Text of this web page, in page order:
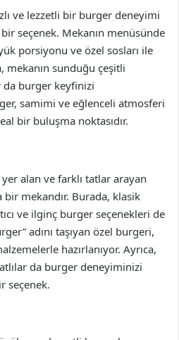
ve lezzetli bir burger deneyimi
seçenek. Mekanın menüsünde
porsiyonu ve özel sosları ile
mekanın sunduğu çeşitli
da burger keyfinizi
samimi ve eğlenceli atmosferi
bir buluşma noktasıdır.
yer alan ve farklı tatlar arayan
mekandır. Burada, klasik
ve ilginç burger seçenekleri de
adını taşıyan özel burgeri,
hazırlanıyor. Ayrıca,
da burger deneyiminizi
seçenek.